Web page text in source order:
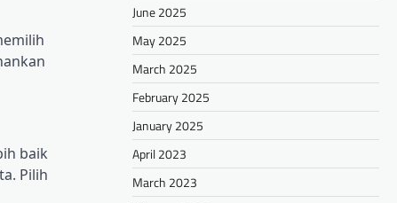
bаіk
Pіlіh
June 2025
May 2025
March 2025
February 2025
January 2025
April 2023
March 2023